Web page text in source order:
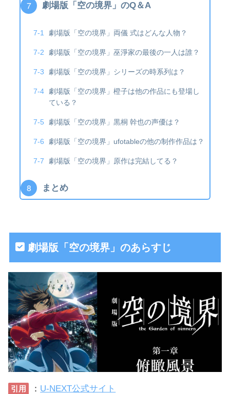
劇場版「空の境界」のQ＆A
劇場版「空の境界」両儀 式はどんな人物？
劇場版「空の境界」巫淨家の最後の一人は誰？
劇場版「空の境界」シリーズの時系列は？
劇場版「空の境界」橙子は他の作品にも登場し
ている？
劇場版「空の境界」黒桐 幹也の声優は？
劇場版「空の境界」ufotableの他の制作作品は？
劇場版「空の境界」原作は完結してる？
まとめ
劇場版「空の境界」のあらすじ
引用 ： U-NEXT公式サイト